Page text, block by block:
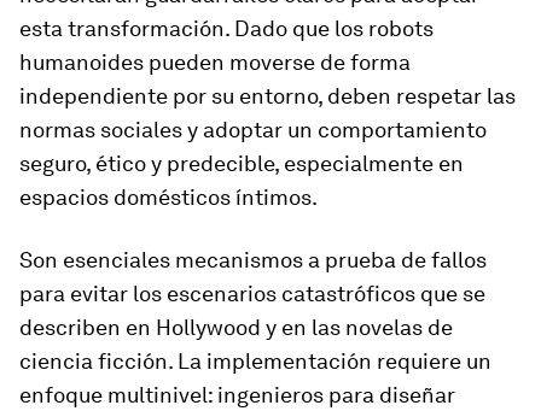
esta transformación. Dado que los robots
humanoides pueden moverse de forma
independiente por su entorno, deben respetar las
normas sociales y adoptar un comportamiento
seguro, ético y predecible, especialmente en
espacios domésticos íntimos.
Son esenciales mecanismos a prueba de fallos
para evitar los escenarios catastróficos que se
describen en Hollywood y en las novelas de
ciencia ficción. La implementación requiere un
enfoque multinivel: ingenieros para diseñar